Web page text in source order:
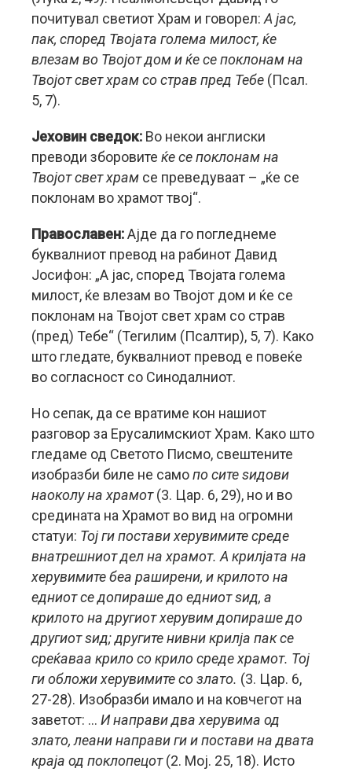
почитувал светиот Храм и говорел: А јас,
пак, според Твојата голема милост, ќе
влезам во Твојот дом и ќе се поклонам на
Твојот свет храм со страв пред Тебе (Псал.
5, 7).
Јеховин сведок: Во некои англиски
преводи зборовите ќе се поклонам на
Твојот свет храм се преведуваат – „ќе се
поклонам во храмот твој“.
Православен:Ајде да го погледнеме
буквалниот превод на рабинот Давид
Јосифон: „А јас, според Твојата голема
милост, ќе влезам во Твојот дом и ќе се
поклонам на Твојот свет храм со страв
(пред) Тебе“ (Тегилим (Псалтир), 5, 7). Како
што гледате, буквалниот превод е повеќе
во согласност со Синодалниот.
Но сепак, да се вратиме кон нашиот
разговор за Ерусалимскиот Храм. Како што
гледаме од Светото Писмо, свештените
изобразби биле не самопо сите ѕидови
наоколу на храмот(3. Цар. 6, 29), но и во
средината на Храмот во вид на огромни
статуи: Тој ги постави херувимите среде
внатрешниот дел на храмот. А крилјата на
херувимите беа раширени, и крилото на
едниот се допираше до едниот ѕид, а
крилото на другиот херувим допираше до
другиот ѕид; другите нивни крилја пак се
среќаваа крило со крило среде храмот. Тој
ги обложи херувимите со злато. (3. Цар. 6,
27-28). Изобразби имало и на ковчегот на
заветот: … И направи два херувима од
злато, леани направи ги и постави на двата
краја од поклопецот(2. Мој. 25, 18). Исто